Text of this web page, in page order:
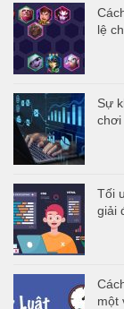
lệ
Sự
chơi
Tối
giải
một